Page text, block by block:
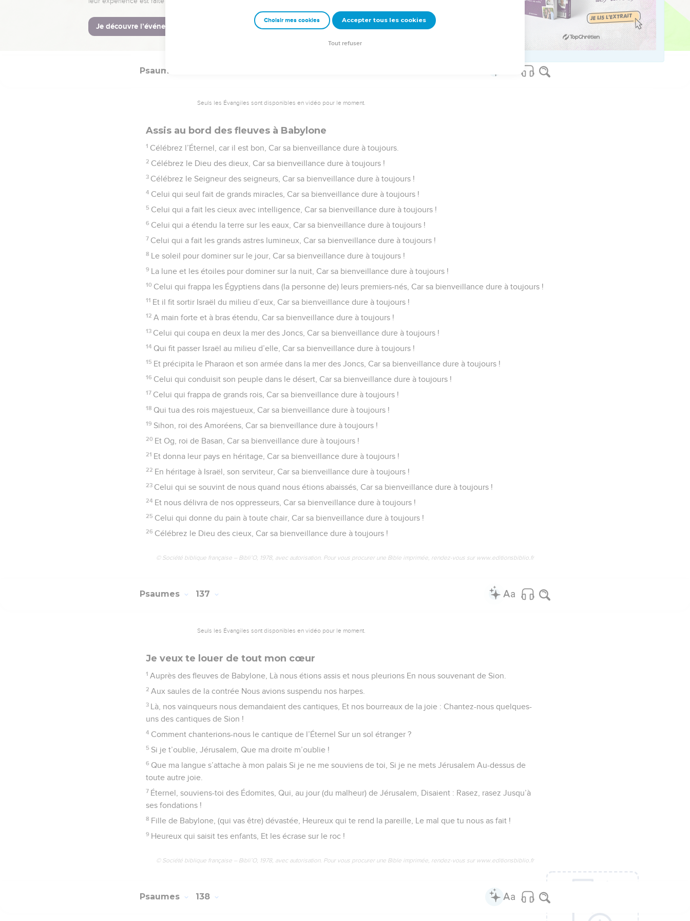
21 Béni soit l’Éternel depuis Sion, Lui qui demeure à Jérusalem ! Louez l’Éternel !
© Société biblique française – Bibli’O, 1978, avec autorisation. Pour vous procurer une Bible imprimée, rendez-vous sur www.editionsbiblio.fr
Psaumes
Seuls les Évangiles sont disponibles en vidéo pour le moment.
Assis au bord des fleuves à Babylone
1 Célébrez l’Éternel, car il est bon, Car sa bienveillance dure à toujours.
2 Célébrez le Dieu des dieux, Car sa bienveillance dure à toujours !
3 Célébrez le Seigneur des seigneurs, Car sa bienveillance dure à toujours !
4 Celui qui seul fait de grands miracles, Car sa bienveillance dure à toujours !
5 Celui qui a fait les cieux avec intelligence, Car sa bienveillance dure à toujours !
6 Celui qui a étendu la terre sur les eaux, Car sa bienveillance dure à toujours !
7 Celui qui a fait les grands astres lumineux, Car sa bienveillance dure à toujours !
8 Le soleil pour dominer sur le jour, Car sa bienveillance dure à toujours !
9 La lune et les étoiles pour dominer sur la nuit, Car sa bienveillance dure à toujours !
10 Celui qui frappa les Égyptiens dans (la personne de) leurs premiers-nés, Car sa bienveillance dure à toujours !
11 Et il fit sortir Israël du milieu d’eux, Car sa bienveillance dure à toujours !
12 A main forte et à bras étendu, Car sa bienveillance dure à toujours !
13 Celui qui coupa en deux la mer des Joncs, Car sa bienveillance dure à toujours !
14 Qui fit passer Israël au milieu d’elle, Car sa bienveillance dure à toujours !
15 Et précipita le Pharaon et son armée dans la mer des Joncs, Car sa bienveillance dure à toujours !
16 Celui qui conduisit son peuple dans le désert, Car sa bienveillance dure à toujours !
17 Celui qui frappa de grands rois, Car sa bienveillance dure à toujours !
18 Qui tua des rois majestueux, Car sa bienveillance dure à toujours !
19 Sihon, roi des Amoréens, Car sa bienveillance dure à toujours !
20 Et Og, roi de Basan, Car sa bienveillance dure à toujours !
21 Et donna leur pays en héritage, Car sa bienveillance dure à toujours !
22 En héritage à Israël, son serviteur, Car sa bienveillance dure à toujours !
23 Celui qui se souvint de nous quand nous étions abaissés, Car sa bienveillance dure à toujours !
24 Et nous délivra de nos oppresseurs, Car sa bienveillance dure à toujours !
25 Celui qui donne du pain à toute chair, Car sa bienveillance dure à toujours !
26 Célébrez le Dieu des cieux, Car sa bienveillance dure à toujours !
© Société biblique française – Bibli’O, 1978, avec autorisation. Pour vous procurer une Bible imprimée, rendez-vous sur www.editionsbiblio.fr
Psaumes 137
Seuls les Évangiles sont disponibles en vidéo pour le moment.
Je veux te louer de tout mon cœur
1 Auprès des fleuves de Babylone, Là nous étions assis et nous pleurions En nous souvenant de Sion.
2 Aux saules de la contrée Nous avions suspendu nos harpes.
3 Là, nos vainqueurs nous demandaient des cantiques, Et nos bourreaux de la joie : Chantez-nous quelques-
uns des cantiques de Sion !
4 Comment chanterions-nous le cantique de l’Éternel Sur un sol étranger ?
5 Si je t’oublie, Jérusalem, Que ma droite m’oublie !
6 Que ma langue s’attache à mon palais Si je ne me souviens de toi, Si je ne mets Jérusalem Au-dessus de
toute autre joie.
7 Éternel, souviens-toi des Édomites, Qui, au jour (du malheur) de Jérusalem, Disaient : Rasez, rasez Jusqu’à
ses fondations !
8 Fille de Babylone, (qui vas être) dévastée, Heureux qui te rend la pareille, Le mal que tu nous as fait !
9 Heureux qui saisit tes enfants, Et les écrase sur le roc !
© Société biblique française – Bibli’O, 1978, avec autorisation. Pour vous procurer une Bible imprimée, rendez-vous sur www.editionsbiblio.fr
Psaumes 138
Choisir mes cookies Accepter tous les cookies
Tout refuser